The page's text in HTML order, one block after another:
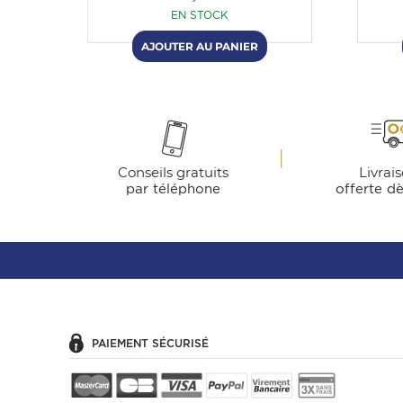
EN STOCK
Conseils gratuits
par téléphone offerte
PAIEMENT SÉCURISÉ